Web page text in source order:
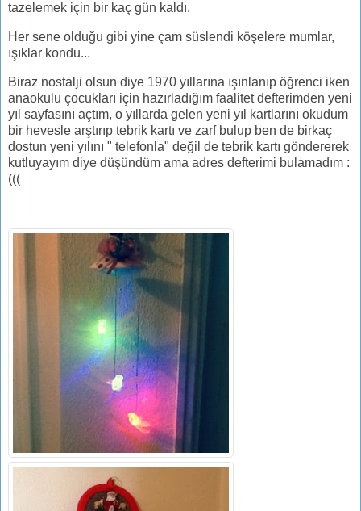
tazelemek için bir kaç gün kaldı.
Her sene olduğu gibi yine çam süslendi köşelere mumlar,
ışıklar kondu...
Biraz nostalji olsun diye 1970 yıllarına ışınlanıp öğrenci iken
anaokulu çocukları için hazırladığım faalitet defterimden yeni
yıl sayfasını açtım, o yıllarda gelen yeni yıl kartlarını okudum
bir hevesle arştırıp tebrik kartı ve zarf bulup ben de birkaç
dostun yeni yılını " telefonla" değil de tebrik kartı göndererek
kutluyayım diye düşündüm ama adres defterimi bulamadım :
(((